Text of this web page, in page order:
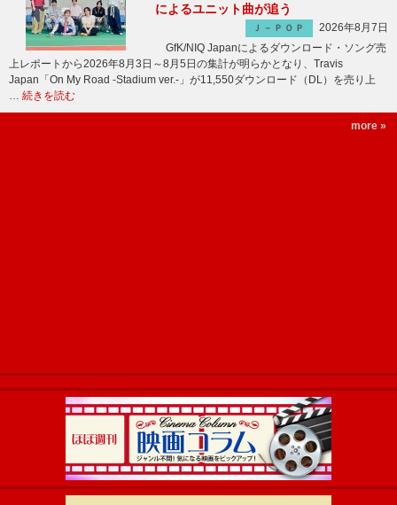
によるユニット曲が追う
Ｊ－ＰＯＰ
2026年8月7日
GfK/NIQ Japanによるダウンロード・ソング売
上レポートから2026年8月3日～8月5日の集計が明らかとなり、Travis
Japan「On My Road -Stadium ver.-」が11,550ダウンロード（DL）を売り上
… 続きを読む
more »